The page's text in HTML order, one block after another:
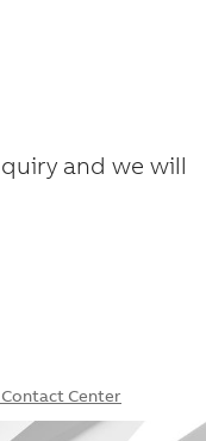
and we will
Contact Center